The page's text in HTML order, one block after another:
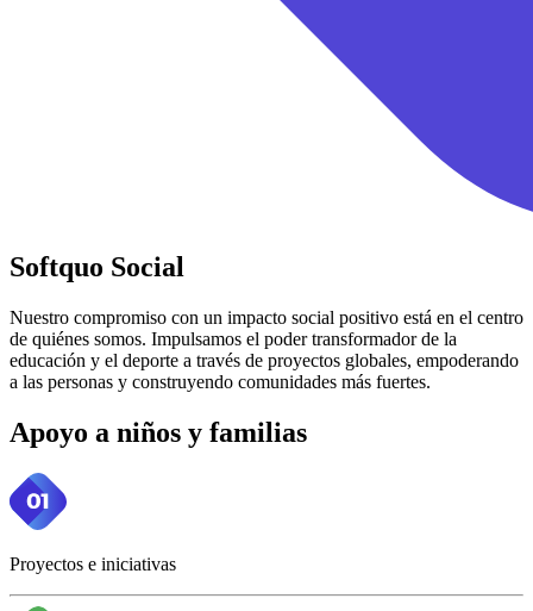
Softquo Social
Nuestro compromiso con un impacto social positivo está en el centro
de quiénes somos. Impulsamos el poder transformador de la
educación y el deporte a través de proyectos globales, empoderando
a las personas y construyendo comunidades más fuertes.
Apoyo a niños y familias
Proyectos e iniciativas